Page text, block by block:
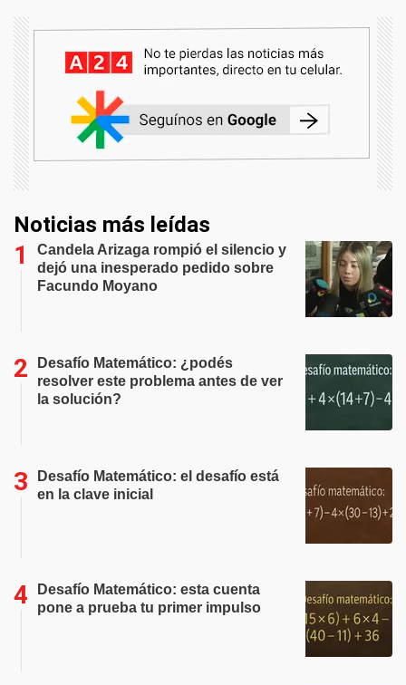
Noticias más leídas
Candela Arizaga rompió el silencio y
dejó una inesperado pedido sobre
Facundo Moyano
Desafío Matemático: ¿podés
resolver este problema antes de ver
la solución?
Desafío Matemático: el desafío está
en la clave inicial
Desafío Matemático: esta cuenta
pone a prueba tu primer impulso